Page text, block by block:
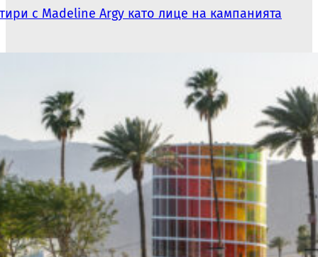
с Madeline Argy като лице на кампанията